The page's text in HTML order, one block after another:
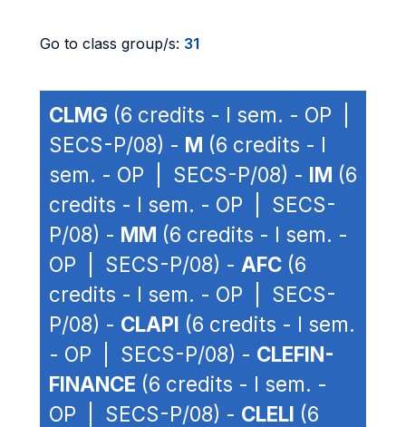
Go to class group/s: 31
CLMG (6 credits - I sem. - OP |
SECS-P/08) - M (6 credits - I
sem. - OP | SECS-P/08) - IM (6
credits - I sem. - OP | SECS-
P/08) - MM (6 credits - I sem. -
OP | SECS-P/08) - AFC (6
credits - I sem. - OP | SECS-
P/08) - CLAPI (6 credits - I sem.
- OP | SECS-P/08) - CLEFIN-
FINANCE (6 credits - I sem. -
OP | SECS-P/08) - CLELI (6